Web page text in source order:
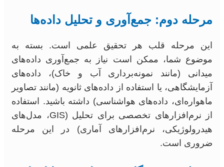
مرحله دوم: جمع‌آوری و تحلیل داده‌ها
این مرحله قلب هر تحقیق علمی است. بسته به
موضوع شما، ممکن است نیاز به جمع‌آوری داده‌های
میدانی (مانند نمونه‌برداری آب و خاک)، داده‌های
آزمایشگاهی، یا استفاده از داده‌های ثانویه (مانند تصاویر
ماهواره‌ای، داده‌های هواشناسی) داشته باشید. استفاده
از نرم‌افزارهای تخصصی برای تحلیل (GIS، مدل‌های
هیدرولوژیکی، نرم‌افزارهای آماری) در این مرحله
ضروری است.